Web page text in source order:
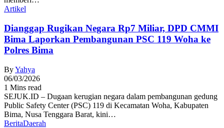
Artikel
Dianggap Rugikan Negara Rp7 Miliar, DPD CMMI
Bima Laporkan Pembangunan PSC 119 Woha ke
Polres Bima
ByYahya
06/03/2026
1 Mins read
SEJUK.ID – Dugaan kerugian negara dalam pembangunan gedung
Public Safety Center (PSC) 119 di Kecamatan Woha, Kabupaten
Bima, Nusa Tenggara Barat, kini…
BeritaDaerah